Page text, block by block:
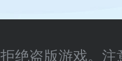
绝盗版游戏。